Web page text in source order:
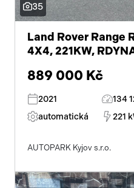
asistent jízdy v jízdním
ABS
man. klimatizace
venkovní teploměr
ostřikovače světlometů
parkovací senzory přední
střešní nosič
35
Land Rover Range
4X4, 221KW,
889 000 Kč
2021 134
automatická
221
AUTOPARK Kyjov s.r.o.